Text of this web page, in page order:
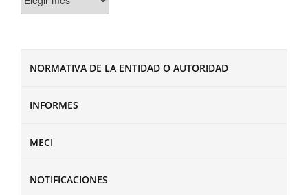
NORMATIVA DE LA ENTIDAD O AUTORIDAD
INFORMES
MECI
NOTIFICACIONES